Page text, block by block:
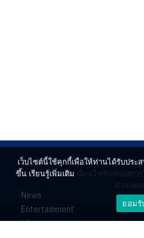
News
Entertainment
Lifestyle
เว็บไซต์นี้ใช้คุกกี้เพื่อให้ท่านได้รับประ
ขึ้น เรียนรู้เพิ่มเติม เงื่อนไขข้อตกลงกา
ส่วนบุค
ยอมรั